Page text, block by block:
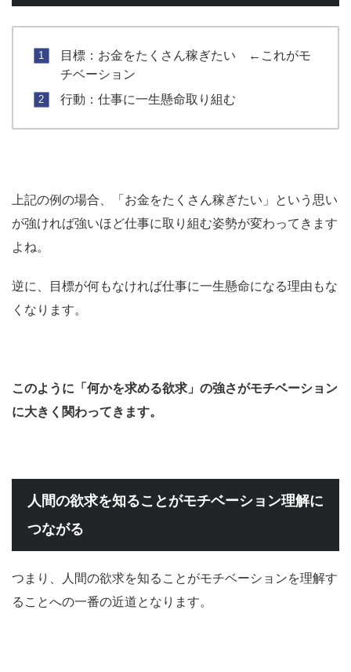
目標：お金をたくさん稼ぎたい ←これがモ
チベーション
行動：仕事に一生懸命取り組む
上記の例の場合、「お金をたくさん稼ぎたい」という思い
が強ければ強いほど仕事に取り組む姿勢が変わってきます
よね。
逆に、目標が何もなければ仕事に一生懸命になる理由もな
くなります。
このように「何かを求める欲求」の強さがモチベーション
に大きく関わってきます。
人間の欲求を知ることがモチベーション理解に
つながる
つまり、人間の欲求を知ることがモチベーションを理解す
ることへの一番の近道となります。